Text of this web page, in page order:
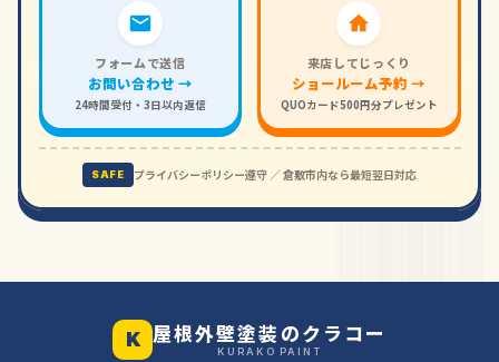
フォームで送信
お問い合わせ →
24時間受付・3日以内返信
来店してじっくり
ショールーム予約 →
QUOカード500円分プレゼント
SAFE プライバシーポリシー遵守 ／ 倉敷市内なら最短翌日対応
K 屋根外壁塗装のクラコー
KURAKO PAINT